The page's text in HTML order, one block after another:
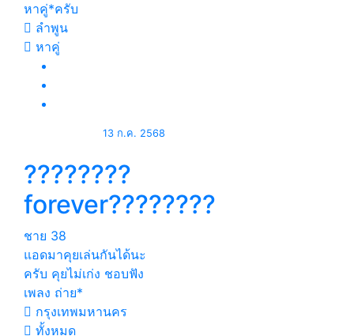
หาคู่*ครับ
ลำพูน
หาคู่
13 ก.ค. 2568
????????
forever????????
ชาย 38
แอดมาคุยเล่นกันได้นะ
ครับ คุยไม่เก่ง ชอบฟัง
เพลง ถ่าย*
กรุงเทพมหานคร
ทั้งหมด